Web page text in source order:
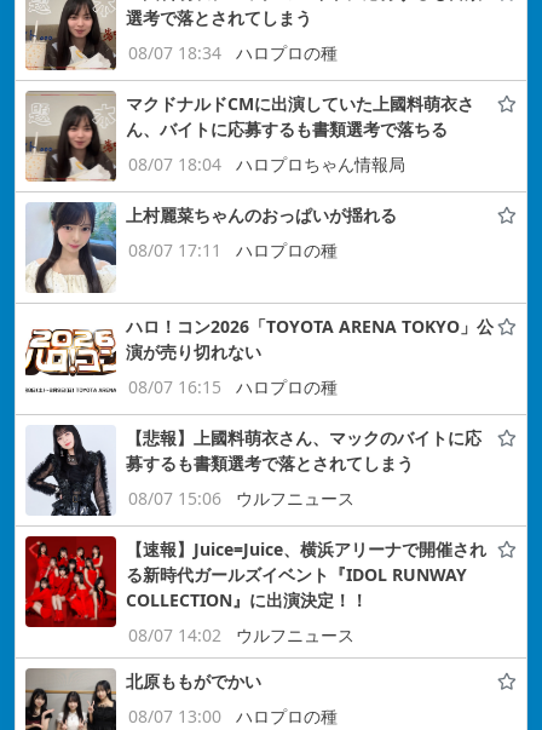
選考で落とされてしまう
08/07 18:34
ハロプロの種
マクドナルドCMに出演していた上國料萌衣さ
ん、バイトに応募するも書類選考で落ちる
08/07 18:04
ハロプロちゃん情報局
上村麗菜ちゃんのおっぱいが揺れる
08/07 17:11
ハロプロの種
ハロ！コン2026「TOYOTA ARENA TOKYO」公
演が売り切れない
08/07 16:15
ハロプロの種
【悲報】上國料萌衣さん、マックのバイトに応
募するも書類選考で落とされてしまう
08/07 15:06
ウルフニュース
【速報】Juice=Juice、横浜アリーナで開催され
る新時代ガールズイベント『IDOL RUNWAY
COLLECTION』に出演決定！！
08/07 14:02
ウルフニュース
北原ももがでかい
08/07 13:00
ハロプロの種